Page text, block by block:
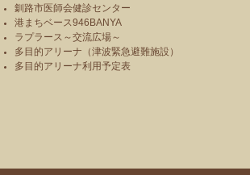
釧路市医師会健診センター
港まちベース946BANYA
ラプラース～交流広場～
多目的アリーナ（津波緊急避難施設）
多目的アリーナ利用予定表